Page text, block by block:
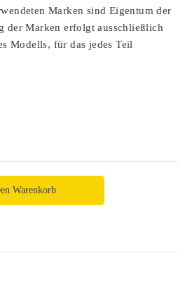
Marken sind Eigentum der
der Marken erfolgt ausschließlich
Modells, für das jedes Teil
Warenkorb